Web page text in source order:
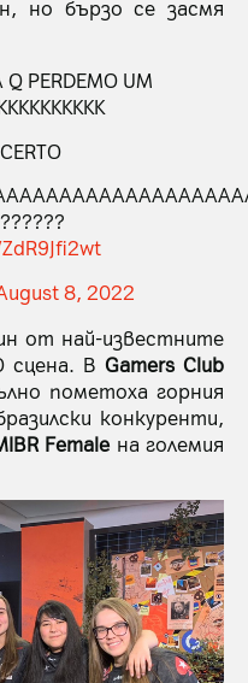
но бързо се засмя
PERDEMO UM
8, 2022
от най-известните
сцена. В Gamers Club
пометоха горния
конкуренти,
Female на големия